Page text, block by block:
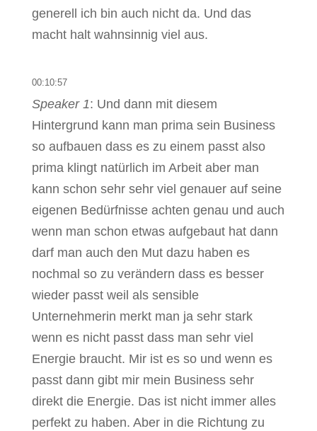
generell ich bin auch nicht da. Und das
macht halt wahnsinnig viel aus.
00:10:57
Speaker 1: Und dann mit diesem
Hintergrund kann man prima sein Business
so aufbauen dass es zu einem passt also
prima klingt natürlich im Arbeit aber man
kann schon sehr sehr viel genauer auf seine
eigenen Bedürfnisse achten genau und auch
wenn man schon etwas aufgebaut hat dann
darf man auch den Mut dazu haben es
nochmal so zu verändern dass es besser
wieder passt weil als sensible
Unternehmerin merkt man ja sehr stark
wenn es nicht passt dass man sehr viel
Energie braucht. Mir ist es so und wenn es
passt dann gibt mir mein Business sehr
direkt die Energie. Das ist nicht immer alles
perfekt zu haben. Aber in die Richtung zu